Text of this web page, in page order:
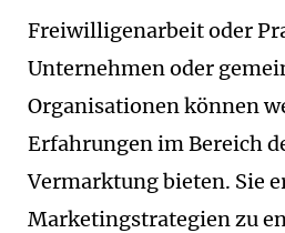
Freiwilligenarbeit oder
Unternehmen oder
Organisationen können
Erfahrungen im Bereich
Vermarktung bieten. Sie
Marketingstrategien zu